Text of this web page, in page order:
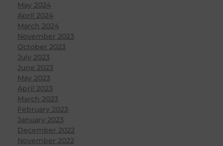
May 2024
April 2024
March 2024
November 2023
October 2023
July 2023
June 2023
May 2023
April 2023
March 2023
February 2023
January 2023
December 2022
November 2022